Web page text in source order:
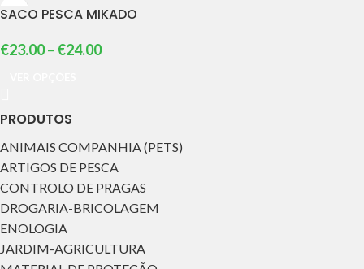
PRODUTOS
ANIMAIS COMPANHIA (PETS)
ARTIGOS DE PESCA
CONTROLO DE PRAGAS
DROGARIA-BRICOLAGEM
ENOLOGIA
JARDIM-AGRICULTURA
SACO PESCA MIKADO
€23.00– €24.00